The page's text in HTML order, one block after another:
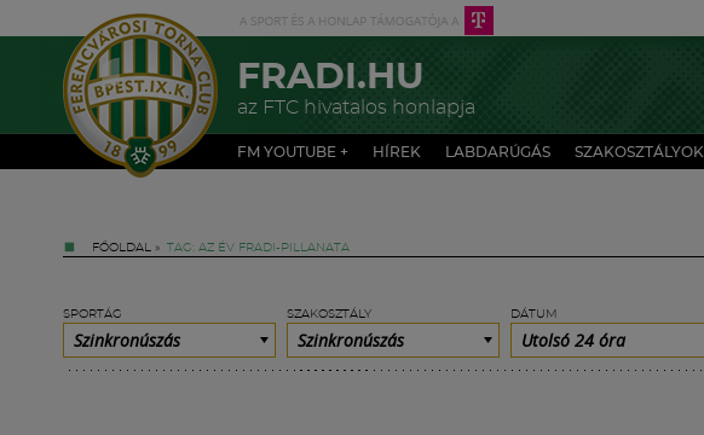
FRADI.HU
az FTC hivatalos honlapja
FM YOUTUBE + HÍREK LABDARÚGÁS SZAKOSZTÁLYOK
FŐOLDAL » TAG: AZ ÉV FRADI-PILLANATA
SPORTÁG
Szinkronúszás
SZAKOSZTÁLY
Szinkronúszás
DÁTUM
Utolsó 24 óra